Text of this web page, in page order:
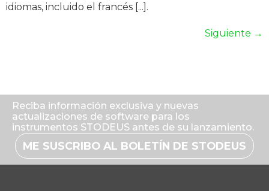
idiomas, incluido el francés [...].
Siguiente →
Reciba información exclusiva y nuevas
actualizaciones de software para los
instrumentos STODEUS antes de su lanzamiento.
ME SUSCRIBO AL BOLETÍN DE STODEUS